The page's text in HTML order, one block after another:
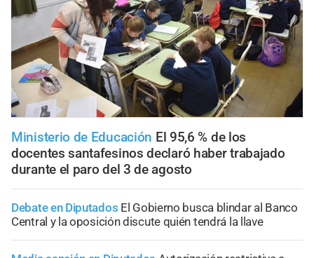
Ministerio de Educación El 95,6 % de los
docentes santafesinos declaró haber trabajado
durante el paro del 3 de agosto
Debate en Diputados El Gobierno busca blindar al Banco
Central y la oposición discute quién tendrá la llave